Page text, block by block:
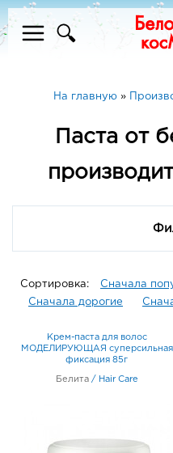
На главную»
Паста от
Сортировка: Сначала
Сначала дорогие
Крем-паста для волос
МОДЕЛИРУЮЩАЯ суперсильная
фиксация 85г
Белита / Hair Care